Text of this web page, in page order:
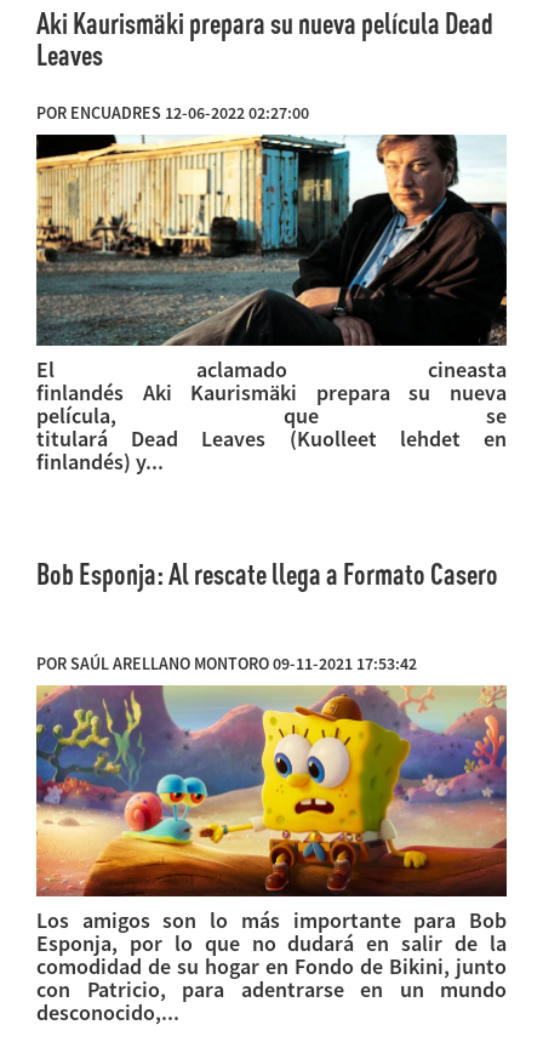
Aki Kaurismäki prepara su nueva película Dead
Leaves
POR ENCUADRES 12-06-2022 02:27:00
El aclamado cineasta
finlandés Aki Kaurismäki prepara su nueva
película, que se
titulará Dead Leaves (Kuolleet lehdet en
finlandés) y...
Bob Esponja: Al rescate llega a Formato Casero
POR SAÚL ARELLANO MONTORO 09-11-2021 17:53:42
Los amigos son lo más importante para Bob
Esponja, por lo que no dudará en salir de la
comodidad de su hogar en Fondo de Bikini, junto
con Patricio, para adentrarse en un mundo
desconocido,...